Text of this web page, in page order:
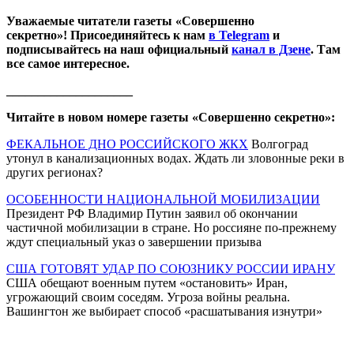
Уважаемые читатели газеты «Совершенно
секретно»! Присоединяйтесь к нам в Telegram и
подписывайтесь на наш официальный канал в Дзене. Там
все самое интересное.
Читайте в новом номере газеты «Совершенно секретно»:
ФЕКАЛЬНОЕ ДНО РОССИЙСКОГО ЖКХ Волгоград
утонул в канализационных водах. Ждать ли зловонные реки в
других регионах?
ОСОБЕННОСТИ НАЦИОНАЛЬНОЙ МОБИЛИЗАЦИИ
Президент РФ Владимир Путин заявил об окончании
частичной мобилизации в стране. Но россияне по-прежнему
ждут специальный указ о завершении призыва
США ГОТОВЯТ УДАР ПО СОЮЗНИКУ РОССИИ ИРАНУ
США обещают военным путем «остановить» Иран,
угрожающий своим соседям. Угроза войны реальна.
Вашингтон же выбирает способ «расшатывания изнутри»